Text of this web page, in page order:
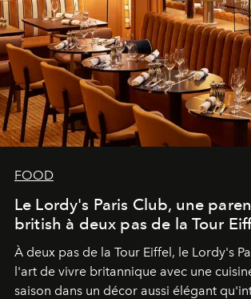
FOOD
Le Lordy's Paris Club, une
british à deux pas de la Tour
À deux pas de la Tour Eiffel, le Lordy's
l'art de vivre britannique avec une
saison dans un décor aussi élégant